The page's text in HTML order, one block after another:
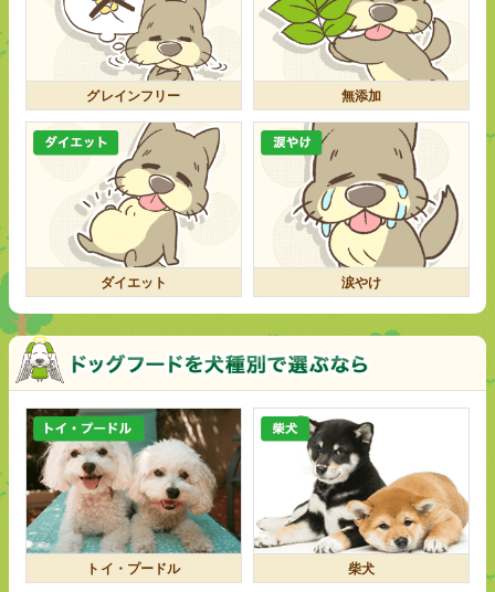
グレインフリー 無添加
ダイエット 涙やけ
トイ・プードル 柴犬